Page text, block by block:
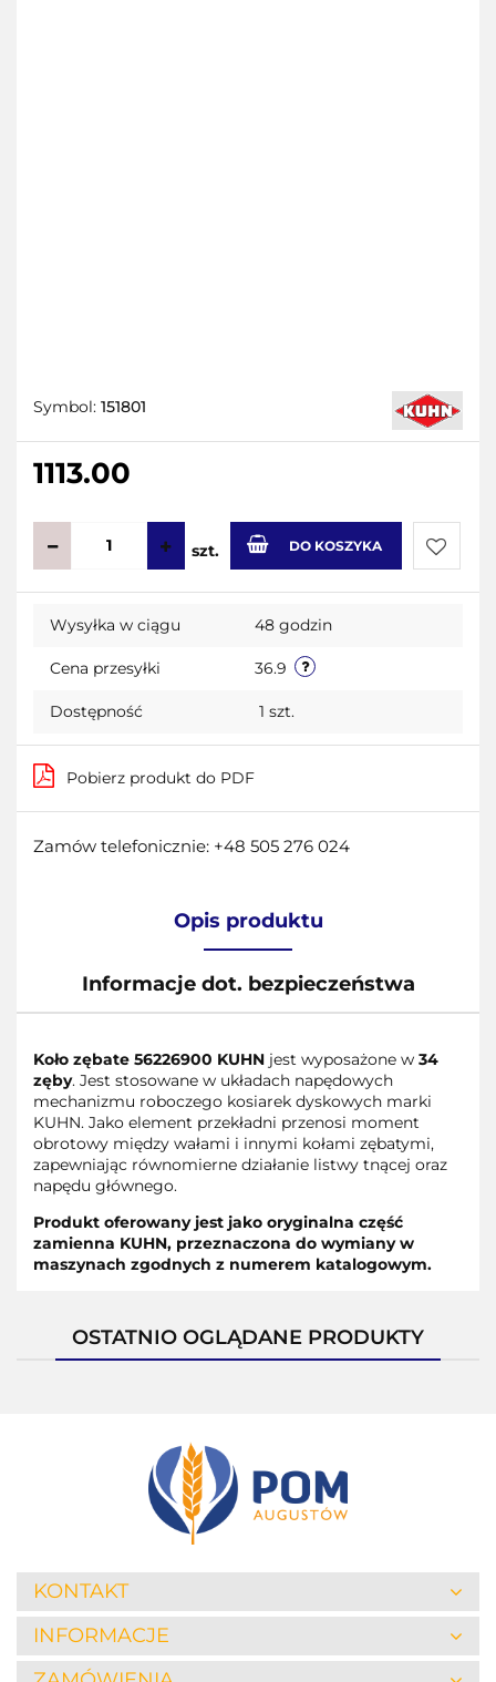
Symbol: 151801
1113.00
szt. DO KOSZYKA
Do
Wysyłka w ciągu 48 godzin
Cena przesyłki 36.9
Dostępność 1 szt.
Pobierz produkt do PDF
Zamów telefonicznie: +48 505 276 024
Opis produktu
Informacje dot. bezpieczeństwa
Koło zębate 56226900 KUHN jest wyposażone w 34
zęby. Jest stosowane w układach napędowych
mechanizmu roboczego kosiarek dyskowych marki
KUHN. Jako element przekładni przenosi moment
obrotowy między wałami i innymi kołami zębatymi,
zapewniając równomierne działanie listwy tnącej oraz
napędu głównego.
Produkt oferowany jest jako oryginalna część
zamienna KUHN, przeznaczona do wymiany w
maszynach zgodnych z numerem katalogowym.
OSTATNIO OGLĄDANE PRODUKTY
KONTAKT
INFORMACJE